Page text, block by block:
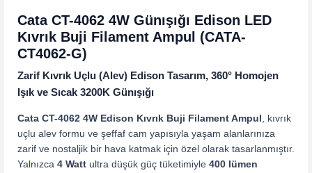
Cata CT-4062 4W Günışığı Edison LED
Kıvrık Buji Filament Ampul (CATA-
CT4062-G)
Zarif Kıvrık Uçlu (Alev) Edison Tasarım, 360° Homojen
Işık ve Sıcak 3200K Günışığı
Cata CT-4062 4W Edison Kıvrık Buji Filament Ampul , kıvrık
uçlu alev formu ve şeffaf cam yapısıyla yaşam alanlarınıza
zarif ve nostaljik bir hava katmak için özel olarak tasarlanmıştır.
Yalnızca 4 Watt ultra düşük güç tüketimiyle 400 lümen